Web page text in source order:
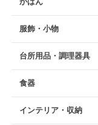
服飾・小物
台所用品・調理器具
食器
インテリア・収納